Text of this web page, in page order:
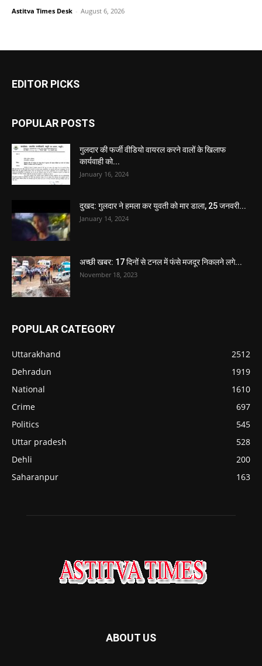
Astitva Times Desk - August 6, 2026
EDITOR PICKS
POPULAR POSTS
गुलदार की फर्जी वीडियो वायरल करने वालों के खिलाफ
कार्यवाही को...
January 16, 2024
दुखद: गुलदार ने हमला कर युवती को मार डाला, 25 जनवरी...
January 14, 2024
अच्छी खबर: 17 दिनों से टनल में फंसे मजदूर निकलने लगे...
November 18, 2023
POPULAR CATEGORY
Uttarakhand
2512
Dehradun
1919
National
1610
Crime
697
Politics
545
Uttar pradesh
528
Dehli
200
Saharanpur
163
ABOUT US